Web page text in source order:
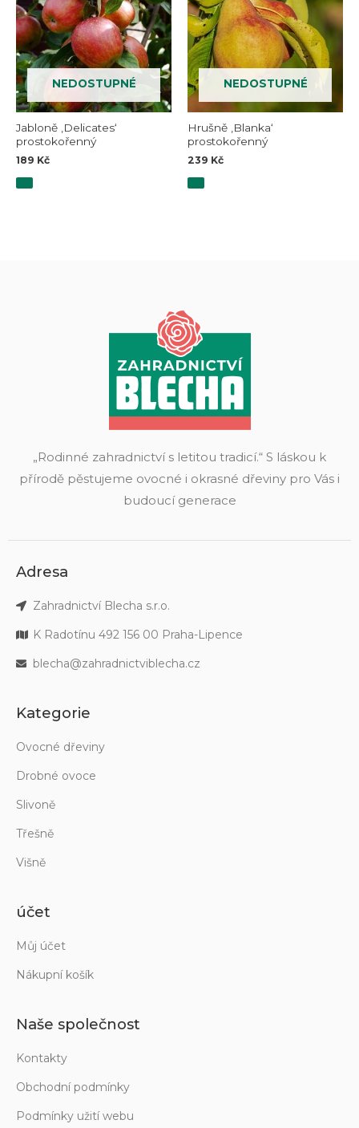
NEDOSTUPNÉ
Jabloně ‚Delicates‘
prostokořenný
189 Kč
NEDOSTUPNÉ
Hrušně ‚Blanka‘
prostokořenný
239 Kč
„Rodinné zahradnictví s letitou tradicí.“ S láskou k
přírodě pěstujeme ovocné i okrasné dřeviny pro Vás i
budoucí generace
Adresa
Zahradnictví Blecha s.r.o.
K Radotínu 492 156 00 Praha-Lipence
blecha@zahradnictviblecha.cz
Kategorie
Ovocné dřeviny
Drobné ovoce
Slivoně
Třešně
Višně
účet
Můj účet
Nákupní košík
Naše společnost
Kontakty
Obchodní podmínky
Podmínky užití webu